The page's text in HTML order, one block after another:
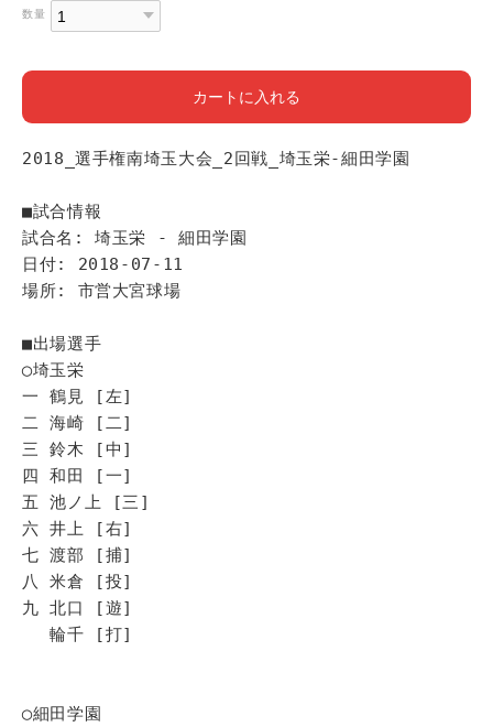
数量
カートに入れる
2018_選手権南埼玉大会_2回戦_埼玉栄-細田学園
■試合情報
試合名: 埼玉栄 - 細田学園
日付: 2018-07-11
場所: 市営大宮球場
■出場選手
◯埼玉栄
一 鶴見 [左]
二 海崎 [二]
三 鈴木 [中]
四 和田 [一]
五 池ノ上 [三]
六 井上 [右]
七 渡部 [捕]
八 米倉 [投]
九 北口 [遊]
輪千 [打]
◯細田学園